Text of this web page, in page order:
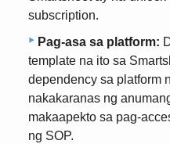
subscription.
Pag-asa sa platform:
template na ito sa
dependency sa platform
nakakaranas ng
makaapekto sa pag-
ng SOP.